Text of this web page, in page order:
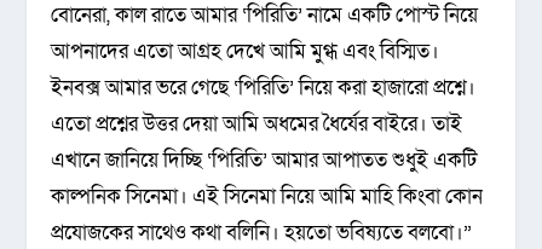
বোনেরা, কাল রাতে আমার ‘পিরিতি’ নামে একটি পোস্ট নিয়ে
আপনাদের এতো আগ্রহ দেখে আমি মুগ্ধ এবং বিস্মিত।
ইনবক্স আমার ভরে গেছে ‘পিরিতি’ নিয়ে করা হাজারো প্রশ্নে।
এতো প্রশ্নের উত্তর দেয়া আমি অধমের ধৈর্যের বাইরে। তাই
এখানে জানিয়ে দিচ্ছি ‘পিরিতি’ আমার আপাতত শুধুই একটি
কাল্পনিক সিনেমা। এই সিনেমা নিয়ে আমি মাহি কিংবা কোন
প্রযোজকের সাথেও কথা বলিনি। হয়তো ভবিষ্যতে বলবো।”